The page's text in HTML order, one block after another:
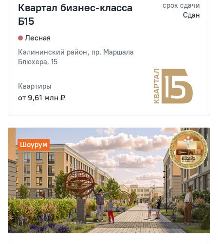
Квартал бизнес-класса
Б15
Лесная
Калининский район, пр. Маршала
Блюхера, 15
срок сдачи
Сдан
Квартиры
от 9,61 млн ₽
Шоурум